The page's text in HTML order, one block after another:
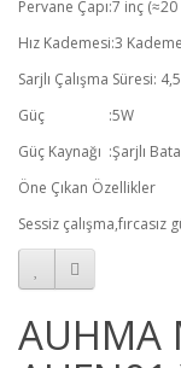
Pervane Çapı:7 inç (≈20
Hız Kademesi:3 Kademe
Sarjlı Çalışma Süresi:
Güç	                 :5W
Güç Kaynağı  :Şarjlı
Sessiz çalışma,fırcasız
AUHMA